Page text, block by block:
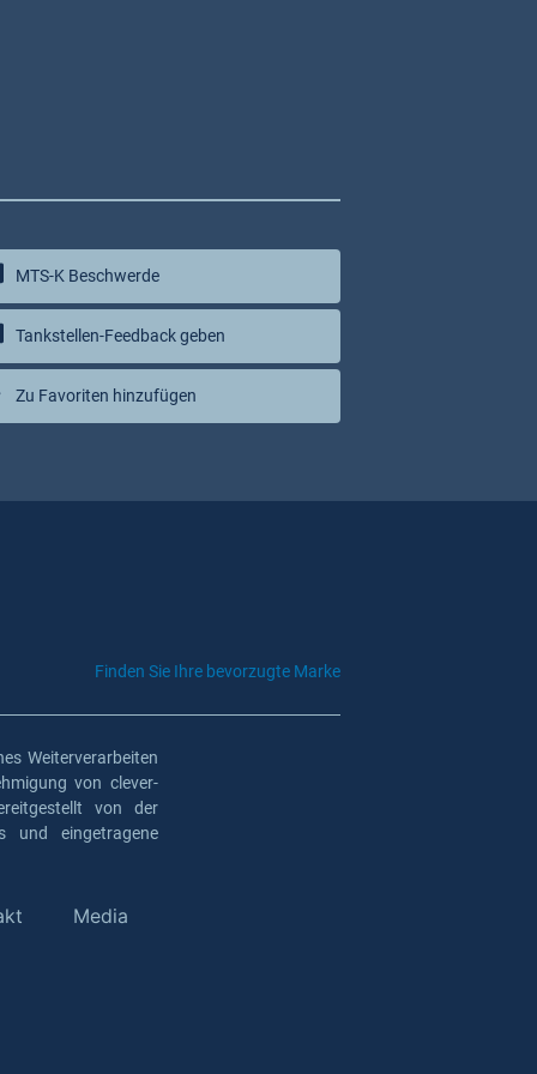
MTS-K Beschwerde
Tankstellen-Feedback geben
Zu Favoriten hinzufügen
Finden Sie Ihre bevorzugte Marke
Weiterverarbeiten
von clever-
von der
und eingetragene
Media